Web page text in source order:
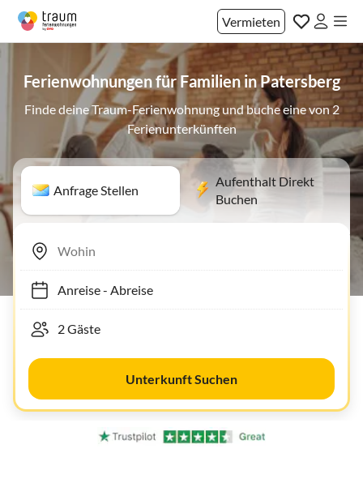
Vermieten
Ferienwohnungen für Familien in Patersberg
Finde deine Traum-Ferienwohnung und buche eine von 2
Ferienunterkünften
Anfrage Stellen
Aufenthalt Direkt
Buchen
Anreise- Abreise
Unterkunft Suchen